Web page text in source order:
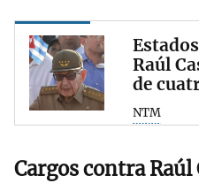
Raúl
de
NTM
Cargos contra Raúl